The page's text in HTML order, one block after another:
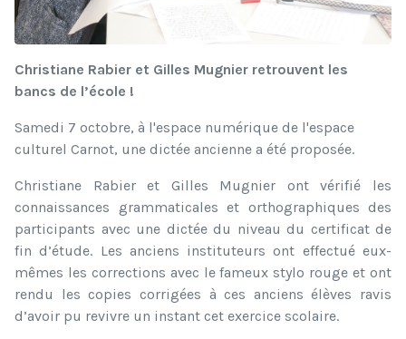
Christiane Rabier et Gilles Mugnier retrouvent les
bancs de l’école !
Samedi 7 octobre, à l'espace numérique de l'espace
culturel Carnot, une dictée ancienne a été proposée.
Christiane Rabier et Gilles Mugnier ont vérifié les
connaissances grammaticales et orthographiques des
participants avec une dictée du niveau du certificat de
fin d’étude. Les anciens instituteurs ont effectué eux-
mêmes les corrections avec le fameux stylo rouge et ont
rendu les copies corrigées à ces anciens élèves ravis
d’avoir pu revivre un instant cet exercice scolaire.